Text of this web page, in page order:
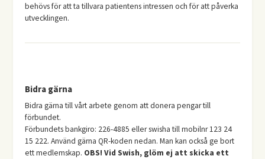
behövs för att ta tillvara patientens intressen och för att påverka
utvecklingen.
Bidra gärna
Bidra gärna till vårt arbete genom att donera pengar till
förbundet.
Förbundets bankgiro: 226-4885 eller swisha till mobilnr 123 24
15 222. Använd gärna QR-koden nedan. Man kan också ge bort
ett medlemskap. OBS! Vid Swish, glöm ej att skicka ett